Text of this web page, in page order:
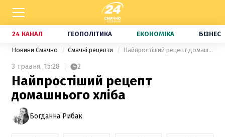
24 КАНАЛ ГЕОПОЛІТИКА ЕКОНОМІКА БІЗНЕС
Новини Смачно Смачні рецепти Найпростіший рецепт домашнього хліба
3 травня, 15:28 2
Найпростіший рецепт
домашнього хліба
Богданна Рибак